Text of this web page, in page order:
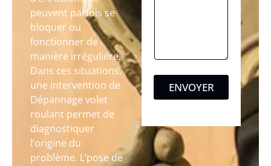
peuvent parfois se
bloquer ou
fonctionner de
manière irrégulière.
Dans ces situations,
une intervention de
Dépannage volet
roulant permet de
diagnostiquer
l’origine du
problème. L’pose de
ENVOYER